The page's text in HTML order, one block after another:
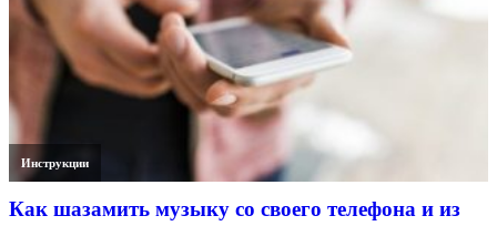
Инструкции
Как шазамить музыку со своего телефона и из